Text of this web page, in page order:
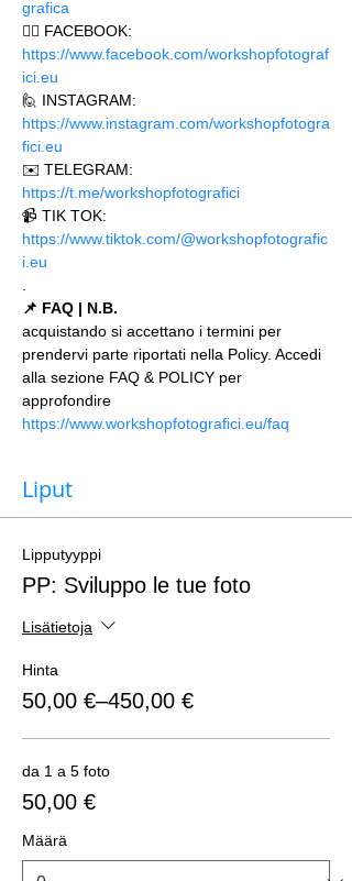
grafica
🙋‍♂️ FACEBOOK:
https://www.facebook.com/workshopfotograf
ici.eu
🙋 INSTAGRAM:
https://www.instagram.com/workshopfotogra
fici.eu
✉️ TELEGRAM:
https://t.me/workshopfotografici
📹 TIK TOK:
https://www.tiktok.com/@workshopfotografic
i.eu
📌 FAQ | N.B.
acquistando si accettano i termini per
prendervi parte riportati nella Policy. Accedi
alla sezione FAQ & POLICY per
approfondire
https://www.workshopfotografici.eu/faq
Liput
Lipputyyppi
PP: Sviluppo le tue foto
Lisätietoja
Hinta
50,00 €–450,00 €
da 1 a 5 foto
50,00 €
Määrä